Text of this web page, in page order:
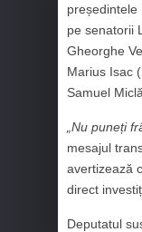
președintele
pe senatorii
Gheorghe
Marius Isac
Samuel
„Nu puneți
mesajul
avertizează
direct
Deputatul